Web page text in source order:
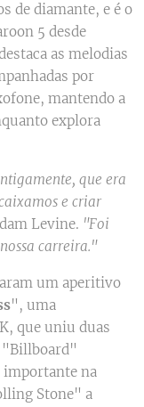
de diamante, e é o
5 desde
as melodias
por
mantendo a
explora
que era
e criar
Levine. "Foi
carreira."
um aperitivo
", uma
que uniu duas
"Billboard"
importante na
Stone" a